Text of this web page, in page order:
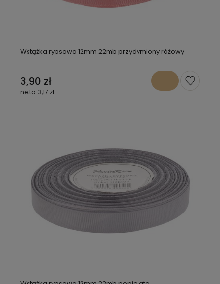
Wstążka rypsowa 12mm 22mb przydymiony różowy
3,90 zł
3,17 zł